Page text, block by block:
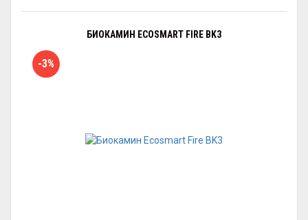
БИОКАМИН ECOSMART FIRE BK3
-3%